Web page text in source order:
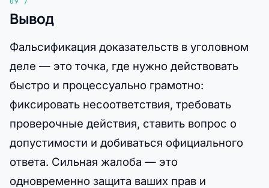
Вывод
Фальсификация доказательств в уголовном
деле — это точка, где нужно действовать
быстро и процессуально грамотно:
фиксировать несоответствия, требовать
проверочные действия, ставить вопрос о
допустимости и добиваться официального
ответа. Сильная жалоба — это
одновременно защита ваших прав и